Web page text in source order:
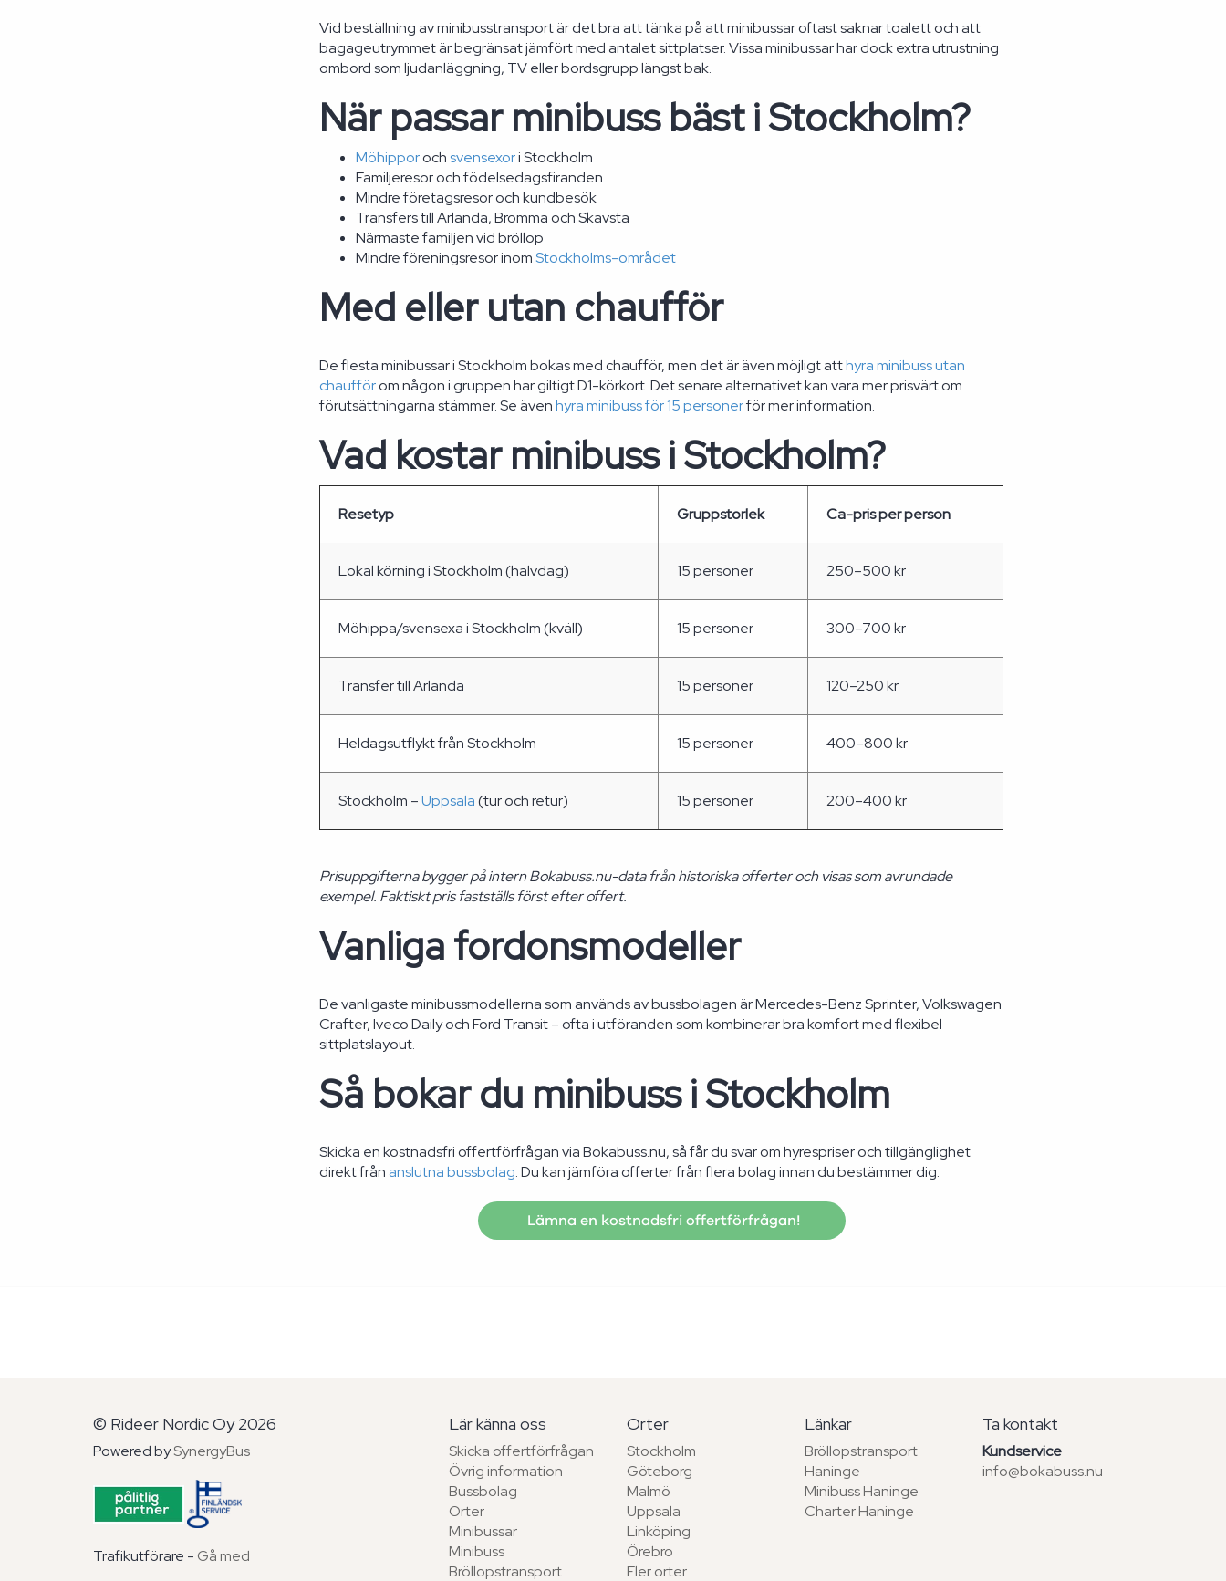
Vid beställning av minibusstransport är det bra att tänka på att minibussar oftast saknar toalett och att
bagageutrymmet är begränsat jämfört med antalet sittplatser. Vissa minibussar har dock extra utrustning
ombord som ljudanläggning, TV eller bordsgrupp längst bak.
När passar minibuss bäst i Stockholm?
Möhipporochsvensexori Stockholm
Familjeresor och födelsedagsfiranden
Mindre företagsresor och kundbesök
Transfers till Arlanda, Bromma och Skavsta
Närmaste familjen vid bröllop
Mindre föreningsresor inomStockholms-området
Med eller utan chaufför
De flesta minibussar i Stockholm bokas med chaufför, men det är även möjligt atthyra minibuss utan
chaufförom någon i gruppen har giltigt D1-körkort. Det senare alternativet kan vara mer prisvärt om
förutsättningarna stämmer. Se ävenhyra minibuss för 15 personerför mer information.
Vad kostar minibuss i Stockholm?
Resetyp Gruppstorlek Ca-pris per person
Lokal körning i Stockholm (halvdag) 15 personer 250–500 kr
Möhippa/svensexa i Stockholm (kväll) 15 personer 300–700 kr
Transfer till Arlanda 15 personer 120–250 kr
Heldagsutflykt från Stockholm 15 personer 400–800 kr
Stockholm –Uppsala(tur och retur) 15 personer 200–400 kr
Prisuppgifterna bygger på intern Bokabuss.nu-data från historiska offerter och visas som avrundade
exempel. Faktiskt pris fastställs först efter offert.
Vanliga fordonsmodeller
De vanligaste minibussmodellerna som används av bussbolagen är Mercedes-Benz Sprinter, Volkswagen
Crafter, Iveco Daily och Ford Transit – ofta i utföranden som kombinerar bra komfort med flexibel
sittplatslayout.
Så bokar du minibuss i Stockholm
Skicka en kostnadsfri offertförfrågan via Bokabuss.nu, så får du svar om hyrespriser och tillgänglighet
direkt från anslutna bussbolag. Du kan jämföra offerter från flera bolag innan du bestämmer dig.
Lämna en kostnadsfri offertförfrågan!
© Rideer Nordic Oy 2026
Powered bySynergyBus
Trafikutförare - Gå med
Lär känna oss
Skicka offertförfrågan
Övrig information
Bussbolag
Orter
Minibussar
Minibuss
Bröllopstransport
Orter
Stockholm
Göteborg
Malmö
Uppsala
Linköping
Örebro
Fler orter
Länkar
Bröllopstransport
Haninge
Minibuss Haninge
Charter Haninge
Ta kontakt
Kundservice
info@bokabuss.nu